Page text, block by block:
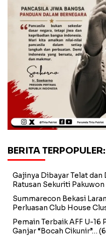
BERITA TERPOPULER:
Gajinya Dibayar Telat dan
Ratusan Sekuriti
Summarecon Bekasi
Perluasan Club House
Pemain Terbaik AFF U-16
Ganjar “Bocah Cikunir”…